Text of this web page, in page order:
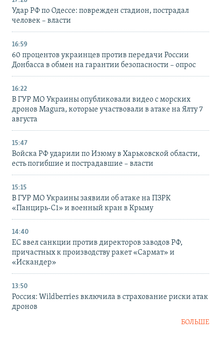
Удар РФ по Одессе: поврежден стадион, пострадал
человек – власти
16:59
60 процентов украинцев против передачи России
Донбасса в обмен на гарантии безопасности – опрос
16:22
В ГУР МО Украины опубликовали видео с морских
дронов Magura, которые участвовали в атаке на Ялту 7
августа
15:47
Войска РФ ударили по Изюму в Харьковской области,
есть погибшие и пострадавшие – власти
15:15
В ГУР МО Украины заявили об атаке на ПЗРК
«Панцирь-С1» и военный кран в Крыму
14:40
ЕС ввел санкции против директоров заводов РФ,
причастных к производству ракет «Сармат» и
«Искандер»
13:50
Россия: Wildberries включила в страхование риски атак
дронов
БОЛЬШЕ